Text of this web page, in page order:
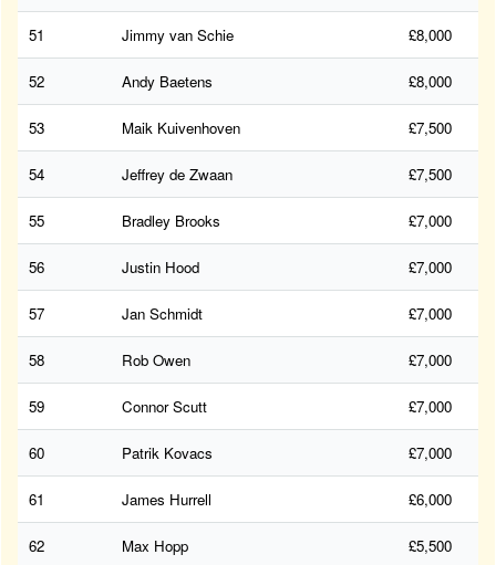
51 Jimmy van Schie £8,000
52 Andy Baetens £8,000
53 Maik Kuivenhoven £7,500
54 Jeffrey de Zwaan £7,500
55 Bradley Brooks £7,000
56 Justin Hood £7,000
57 Jan Schmidt £7,000
58 Rob Owen £7,000
59 Connor Scutt £7,000
60 Patrik Kovacs £7,000
61 James Hurrell £6,000
62 Max Hopp £5,500